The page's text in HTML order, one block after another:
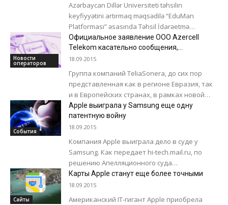
Azərbaycan Dillər Universiteti təhsilin
keyfiyyətini artırmaq məqsədilə “EduMan
Platforması” əsasında Təhsil İdarəetmə
sistemini tətbiq etmək niyyətindədir. Artıq
universitet ULTRA şirkəti ilə bu işlərin görülməsi...
Новости
операторов
Официальное заявление OOO Azercell
Telekom касательно сообщения,
распространенного TeliaSonera
18.09.2015
Группа компаний TeliaSonera, до сих пор
представленная как в регионе Евразия, так
и в Европейских странах, в рамках новой
стратегии объявила о своем решении...
События
Apple выиграла у Samsung еще одну
патентную войну
18.09.2015
Компания Apple выиграла дело в суде у
Samsung. Как передает hi-tech.mail.ru, по
решению Апелляционного суда
федерального округа Вашингтон
южнокорейский гигант обязан будет
отказаться от...
Сайты
Карты Apple станут еще более точными
18.09.2015
Американский IT-гигант Apple приобрела